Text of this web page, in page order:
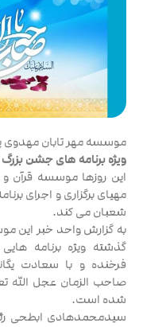
موسسه مهر تابان مهدوی
ویژه برنامه های جشن
این روزها موسسه قرآن
مهیای برگزاری و اجرای
شعبان می کند.
به گزارش واحد خبر این
گذشته ویژه برنامه
فرخنده و با سعادت
صاحب الزمان عجل الله
شده است.
سیدمحمدهادی ابطحی